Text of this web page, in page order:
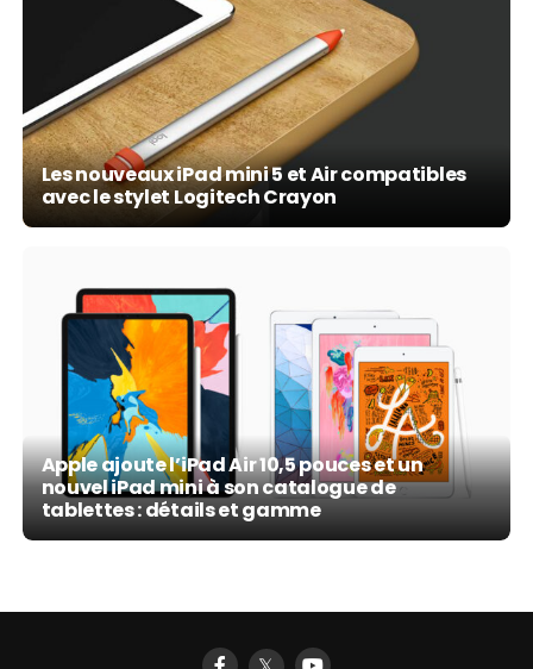
Les nouveaux iPad mini 5 et Air compatibles
avec le stylet Logitech Crayon
Apple ajoute l’iPad Air 10,5 pouces et un
nouvel iPad mini à son catalogue de
tablettes : détails et gamme